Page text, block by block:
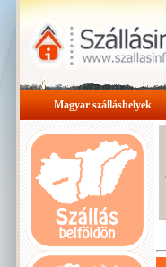
Magyar szálláshelyek